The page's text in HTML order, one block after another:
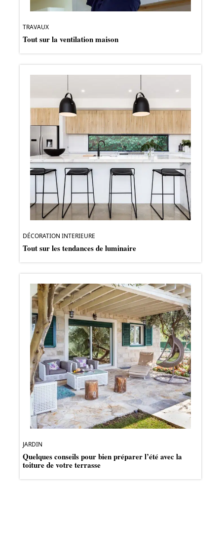
TRAVAUX
Tout sur la ventilation maison
DÉCORATION INTERIEURE
Tout sur les tendances de luminaire
JARDIN
Quelques conseils pour bien préparer l’été avec la
toiture de votre terrasse